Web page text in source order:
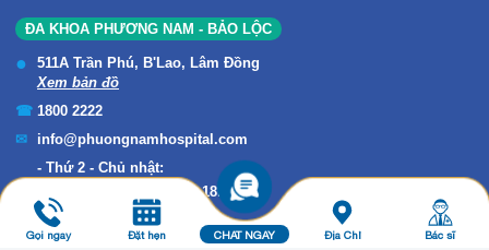
ĐA KHOA PHƯƠNG NAM - BẢO LỘC
511A Trần Phú, B'Lao, Lâm Đồng
Xem bản đồ
1800 2222
info@phuongnamhospital.com
Thứ 2 - Chủ nhật:
Giờ làm việc: 07h00p - 18h00p
Gọi ngay Đặt hẹn CHAT NGAY Địa Chỉ Bác sĩ